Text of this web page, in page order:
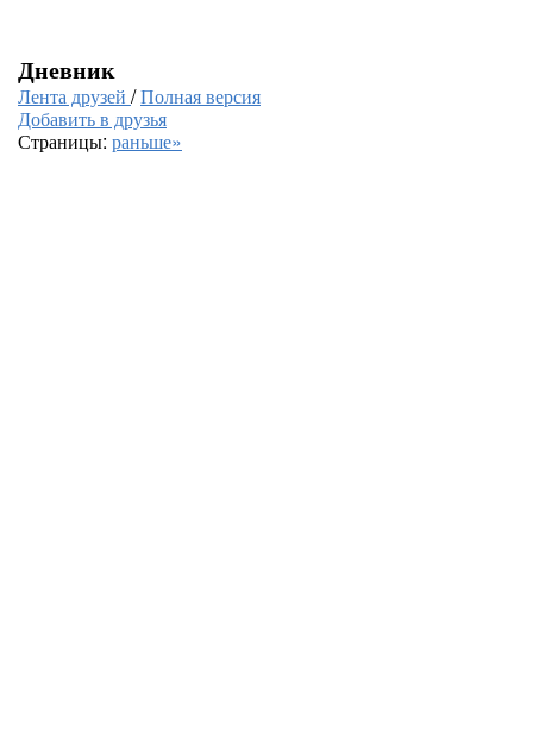
Дневник
Лента друзей /Полная версия
Добавить в друзья
Страницы: раньше»